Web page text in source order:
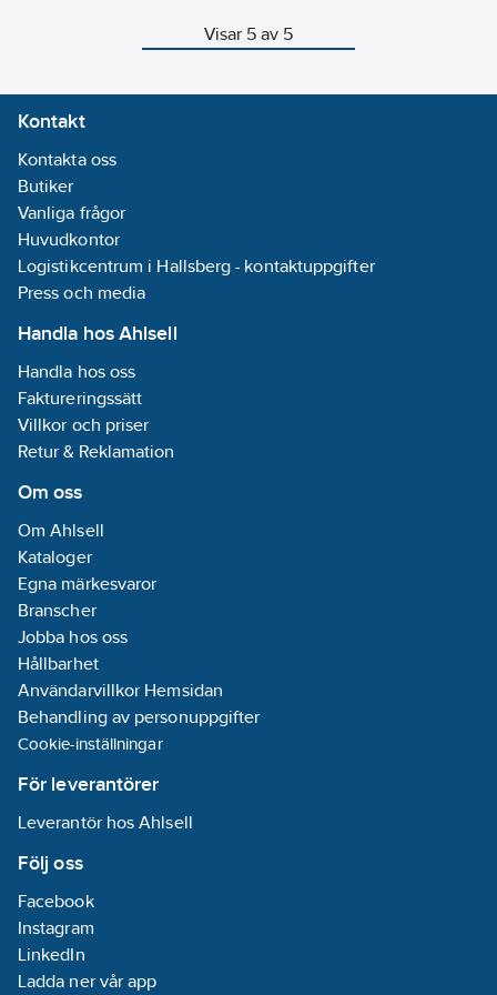
Visar 5 av 5
Kontakt
Kontakta oss
Butiker
Vanliga frågor
Huvudkontor
Logistikcentrum i Hallsberg - kontaktuppgifter
Press och media
Handla hos Ahlsell
Handla hos oss
Faktureringssätt
Villkor och priser
Retur & Reklamation
Om oss
Om Ahlsell
Kataloger
Egna märkesvaror
Branscher
Jobba hos oss
Hållbarhet
Användarvillkor Hemsidan
Behandling av personuppgifter
Cookie-inställningar
För leverantörer
Leverantör hos Ahlsell
Följ oss
Facebook
Instagram
LinkedIn
Ladda ner vår app